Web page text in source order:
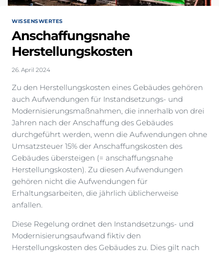
WISSENSWERTES
Anschaffungsnahe
Herstellungskosten
26. April 2024
Zu den Herstellungskosten eines Gebäudes gehören
auch Aufwendungen für Instandsetzungs- und
Modernisierungsmaßnahmen, die innerhalb von drei
Jahren nach der Anschaffung des Gebäudes
durchgeführt werden, wenn die Aufwendungen ohne
Umsatzsteuer 15% der Anschaffungskosten des
Gebäudes übersteigen (= anschaffungsnahe
Herstellungskosten). Zu diesen Aufwendungen
gehören nicht die Aufwendungen für
Erhaltungsarbeiten, die jährlich üblicherweise
anfallen.
Diese Regelung ordnet den Instandsetzungs- und
Modernisierungsaufwand fiktiv den
Herstellungskosten des Gebäudes zu. Dies gilt nach